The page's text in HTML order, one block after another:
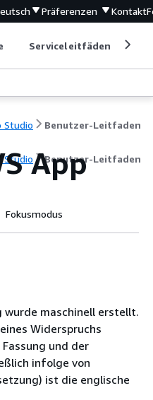
Präferenzen Kontakt
Serviceleitfäden
Studio Benutzer-Leitfaden
Studio Benutzer-Leitfaden
App
Fokusmodus
wurde maschinell erstellt.
Widerspruchs
und der
infolge von
ist die englische